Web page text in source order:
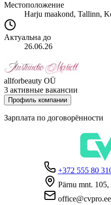
Местоположение
Harju maakond, Tallinn,
Актуальна до
26.06.26
allforbeauty OÜ
3 активные вакансии
Профиль компании
Зарплата по договорённости
+372 555 80
Pärnu mnt.
office@cvpro.ee